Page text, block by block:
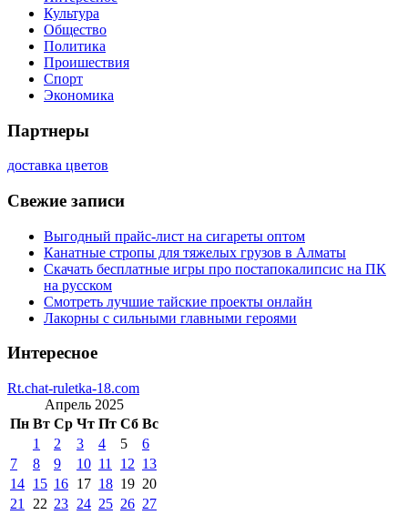
Культура
Общество
Политика
Проишествия
Спорт
Экономика
Партнеры
доставка цветов
Свежие записи
Выгодный прайс-лист на сигареты оптом
Канатные стропы для тяжелых грузов в Алматы
Скачать бесплатные игры про постапокалипсис на ПК
на русском
Смотреть лучшие тайские проекты онлайн
Лакорны с сильными главными героями
Интересное
Rt.chat-ruletka-18.com
Апрель 2025
Пн Вт Ср Чт Пт Сб Вс
1 2 3 4 5
6
7
8 9 10 11 12 13
14 15 16 17 18 19 20
21
22 23 24 25 26 27